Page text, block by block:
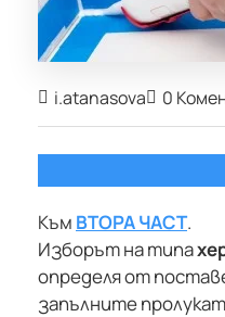
i.atanasova 0
Към ВТОРА ЧАСТ.
Изборът на типа
определя от
запълните